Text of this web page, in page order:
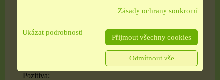
Pozitiva:
Zásady ochrany soukromí
Ukázat podrobnosti
Přijmout všechny cookies
Odmítnout vše